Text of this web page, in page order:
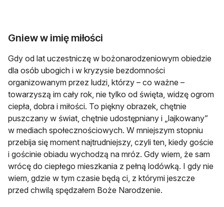
Gniew w imię miłości
Gdy od lat uczestniczę w bożonarodzeniowym obiedzie
dla osób ubogich i w kryzysie bezdomności
organizowanym przez ludzi, którzy – co ważne –
towarzyszą im cały rok, nie tylko od święta, widzę ogrom
ciepła, dobra i miłości. To piękny obrazek, chętnie
puszczany w świat, chętnie udostępniany i „lajkowany”
w mediach społecznościowych. W mniejszym stopniu
przebija się moment najtrudniejszy, czyli ten, kiedy goście
i gościnie obiadu wychodzą na mróz. Gdy wiem, że sam
wrócę do ciepłego mieszkania z pełną lodówką. I gdy nie
wiem, gdzie w tym czasie będą ci, z którymi jeszcze
przed chwilą spędzałem Boże Narodzenie.